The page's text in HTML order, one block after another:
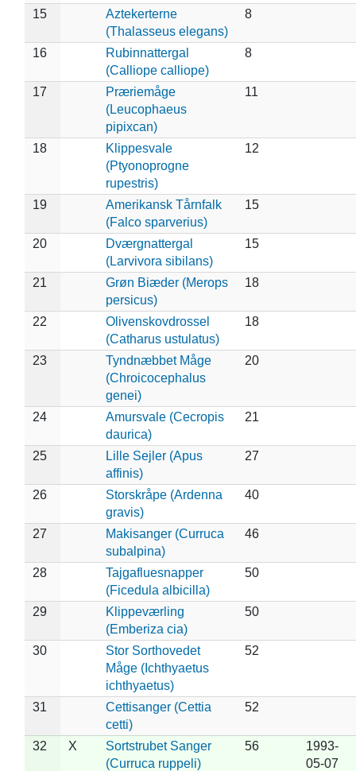
15
Aztekerterne
(Thalasseus elegans)
8
16
Rubinnattergal
(Calliope calliope)
8
17
Præriemåge
(Leucophaeus
pipixcan)
11
18
Klippesvale
(Ptyonoprogne
rupestris)
12
19
Amerikansk Tårnfalk
(Falco sparverius)
15
20
Dværgnattergal
(Larvivora sibilans)
15
21
Grøn Biæder (Merops
persicus)
18
22
Olivenskovdrossel
(Catharus ustulatus)
18
23
Tyndnæbbet Måge
(Chroicocephalus
genei)
20
24
Amursvale (Cecropis
daurica)
21
25
Lille Sejler (Apus
affinis)
27
26
Storskråpe (Ardenna
gravis)
40
27
Makisanger (Curruca
subalpina)
46
28
Tajgafluesnapper
(Ficedula albicilla)
50
29
Klippeværling
(Emberiza cia)
50
30
Stor Sorthovedet
Måge (Ichthyaetus
ichthyaetus)
52
31
Cettisanger (Cettia
cetti)
52
32 X
Sortstrubet Sanger
(Curruca ruppeli)
56
1993-
05-07